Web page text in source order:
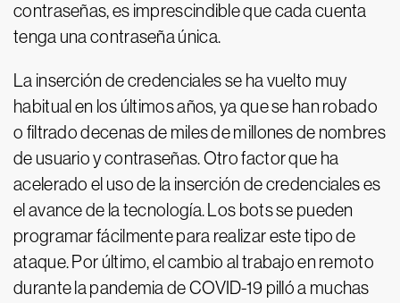
contraseñas, es imprescindible que cada cuenta
tenga una contraseña única.
La inserción de credenciales se ha vuelto muy
habitual en los últimos años, ya que se han robado
o filtrado decenas de miles de millones de nombres
de usuario y contraseñas. Otro factor que ha
acelerado el uso de la inserción de credenciales es
el avance de la tecnología. Los bots se pueden
programar fácilmente para realizar este tipo de
ataque. Por último, el cambio al trabajo en remoto
durante la pandemia de COVID-19 pilló a muchas